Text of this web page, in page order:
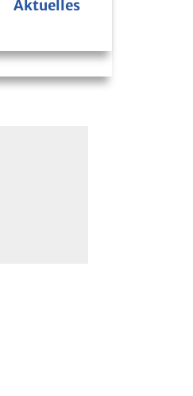
Aktuelles